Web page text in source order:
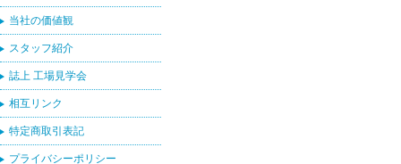
当社の価値観
スタッフ紹介
誌上 工場見学会
相互リンク
特定商取引表記
プライバシーポリシー